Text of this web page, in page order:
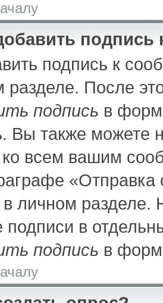
подпись к
разделе. После
подпись в
Вы также можете
всем вашим
в личном
подписи в
подпись в